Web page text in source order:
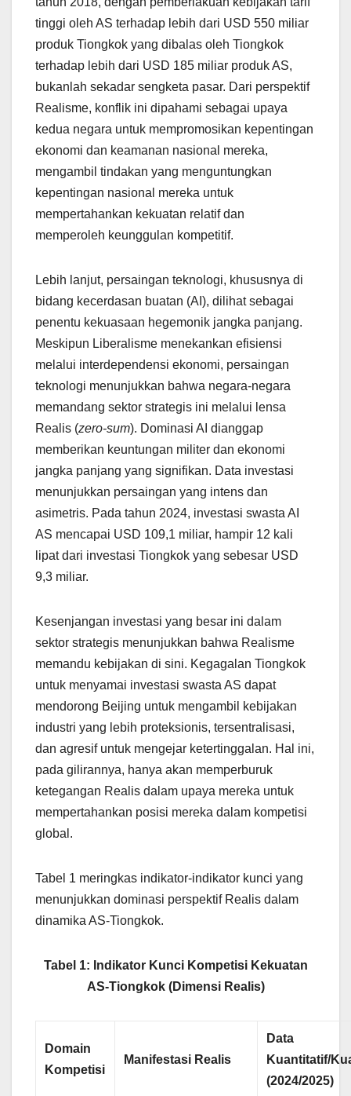
tinggi oleh AS terhadap lebih dari USD 550 miliar
produk Tiongkok yang dibalas oleh Tiongkok
terhadap lebih dari USD 185 miliar produk AS,
bukanlah sekadar sengketa pasar. Dari perspektif
Realisme, konflik ini dipahami sebagai upaya
kedua negara untuk mempromosikan kepentingan
ekonomi dan keamanan nasional mereka,
mengambil tindakan yang menguntungkan
kepentingan nasional mereka untuk
mempertahankan kekuatan relatif dan
memperoleh keunggulan kompetitif.
Lebih lanjut, persaingan teknologi, khususnya di
bidang kecerdasan buatan (AI), dilihat sebagai
penentu kekuasaan hegemonik jangka panjang.
Meskipun Liberalisme menekankan efisiensi
melalui interdependensi ekonomi, persaingan
teknologi menunjukkan bahwa negara-negara
memandang sektor strategis ini melalui lensa
Realis (zero-sum). Dominasi AI dianggap
memberikan keuntungan militer dan ekonomi
jangka panjang yang signifikan. Data investasi
menunjukkan persaingan yang intens dan
asimetris. Pada tahun 2024, investasi swasta AI
AS mencapai USD 109,1 miliar, hampir 12 kali
lipat dari investasi Tiongkok yang sebesar USD
9,3 miliar.
Kesenjangan investasi yang besar ini dalam
sektor strategis menunjukkan bahwa Realisme
memandu kebijakan di sini. Kegagalan Tiongkok
untuk menyamai investasi swasta AS dapat
mendorong Beijing untuk mengambil kebijakan
industri yang lebih proteksionis, tersentralisasi,
dan agresif untuk mengejar ketertinggalan. Hal ini,
pada gilirannya, hanya akan memperburuk
ketegangan Realis dalam upaya mereka untuk
mempertahankan posisi mereka dalam kompetisi
global.
Tabel 1 meringkas indikator-indikator kunci yang
menunjukkan dominasi perspektif Realis dalam
dinamika AS-Tiongkok.
Tabel 1: Indikator Kunci Kompetisi Kekuatan
AS-Tiongkok (Dimensi Realis)
Domain
Kompetisi
Manifestasi Realis
Data
Kuantitatif/
(2024/2025)